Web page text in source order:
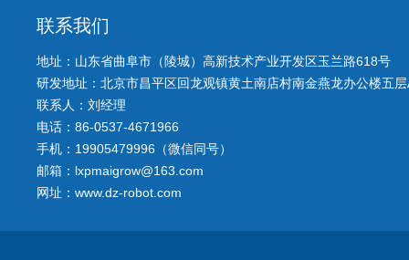
联系我们
地址：山东省曲阜市（陵城）高新技术产业开发区玉兰路618号
研发地址：北京市昌平区回龙观镇黄土南店村南金燕龙办公楼五
联系人：刘经理
电话：86-0537-4671966
手机：19905479996（微信同号）
邮箱：lxpmaigrow@163.com
网址：www.dz-robot.com